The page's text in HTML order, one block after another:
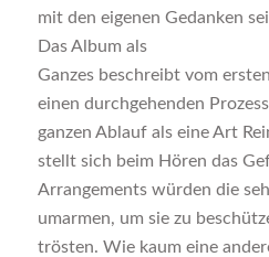
mit den eigenen Gedanken
Das Album als
Ganzes beschreibt vom
einen durchgehenden
ganzen Ablauf als eine Art
stellt sich beim Hören das
Arrangements würden die
umarmen, um sie zu
trösten. Wie kaum eine